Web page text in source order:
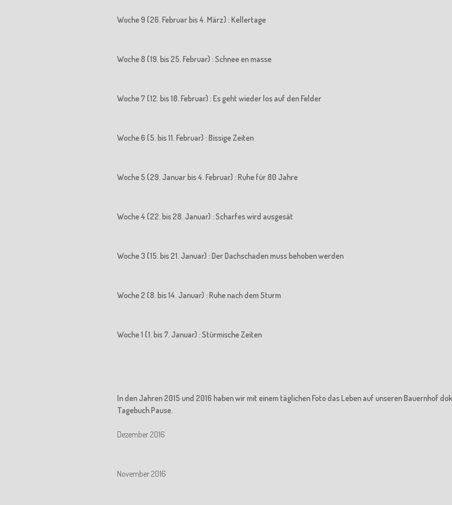
Woche 9 (26. Februar bis 4. März) : Kellertage
Woche 8 (19. bis 25. Februar) : Schnee en masse
Woche 7 (12. bis 18. Februar) : Es geht wieder los auf den Felder
Woche 6 (5. bis 11. Februar) : Bissige Zeiten
Woche 5 (29. Januar bis 4. Februar) : Ruhe für 80 Jahre
Woche 4 (22. bis 28. Januar) : Scharfes wird ausgesät
Woche 3 (15. bis 21. Januar) : Der Dachschaden muss behoben werden
Woche 2 (8. bis 14. Januar) : Ruhe nach dem Sturm
Woche 1 (1. bis 7. Januar) : Stürmische Zeiten
In den Jahren 2015 und 2016 haben wir mit einem täglichen Foto das Leben auf unseren Bauernhof
Tagebuch Pause.
Dezember 2016
November 2016